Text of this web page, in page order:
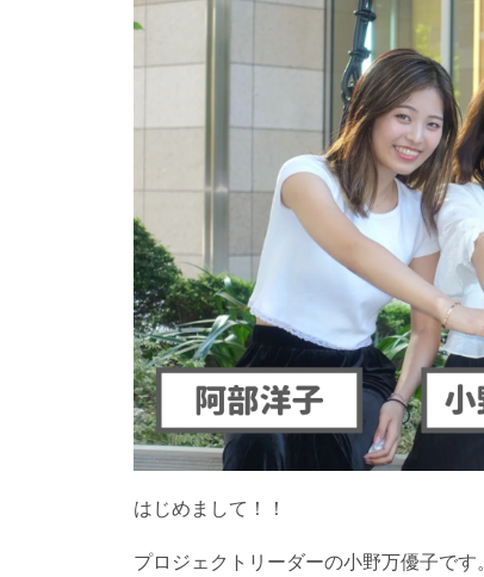
はじめまして！！
プロジェクトリーダーの小野万優子です。